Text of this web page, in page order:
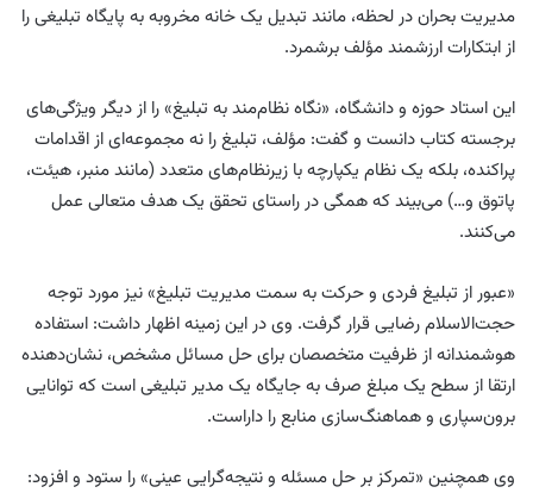
مدیریت بحران در لحظه، مانند تبدیل یک خانه مخروبه به پایگاه تبلیغی را
از ابتکارات ارزشمند مؤلف برشمرد.
این استاد حوزه و دانشگاه، «نگاه نظام‌مند به تبلیغ» را از دیگر ویژگی‌های
برجسته کتاب دانست و گفت: مؤلف، تبلیغ را نه مجموعه‌ای از اقدامات
پراکنده، بلکه یک نظام یکپارچه با زیرنظام‌های متعدد (مانند منبر، هیئت،
پاتوق و…) می‌بیند که همگی در راستای تحقق یک هدف متعالی عمل
می‌کنند.
«عبور از تبلیغ فردی و حرکت به سمت مدیریت تبلیغ» نیز مورد توجه
حجت‌الاسلام رضایی قرار گرفت. وی در این زمینه اظهار داشت: استفاده
هوشمندانه از ظرفیت متخصصان برای حل مسائل مشخص، نشان‌دهنده
ارتقا از سطح یک مبلغ صرف به جایگاه یک مدیر تبلیغی است که توانایی
برون‌سپاری و هماهنگ‌سازی منابع را داراست.
وی همچنین «تمرکز بر حل مسئله و نتیجه‌گرایی عینی» را ستود و افزود: